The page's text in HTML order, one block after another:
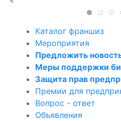
Каталог франшиз
Мероприятия
Предложить
Меры поддержки
Защита прав
Премии для
Вопрос - ответ
Объявления